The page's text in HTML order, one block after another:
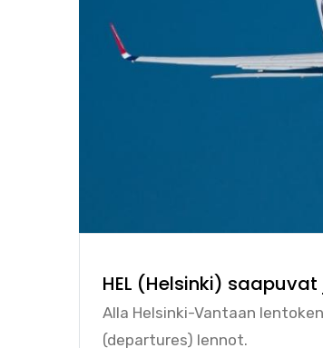
HEL (Helsinki)
Alla Helsinki-Vantaan
(departures) lennot.